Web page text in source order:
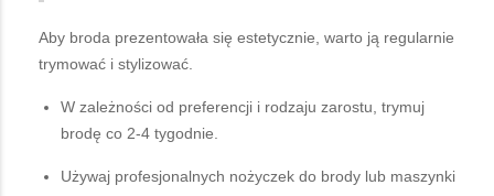
Aby broda prezentowała się estetycznie, warto ją regularnie
trymować i stylizować.
W zależności od preferencji i rodzaju zarostu, trymuj
brodę co 2-4 tygodnie.
Używaj profesjonalnych nożyczek do brody lub maszynki